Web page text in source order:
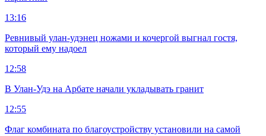
13:16
Ревнивый улан-удэнец ножами и кочергой выгнал гостя,
который ему надоел
12:58
В Улан-Удэ на Арбате начали укладывать гранит
12:55
Флаг комбината по благоустройству установили на самой